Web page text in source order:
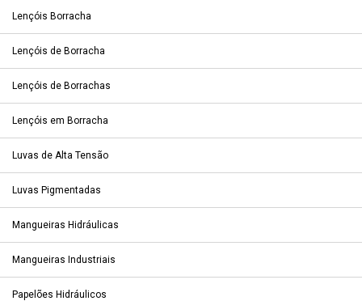
Lençóis Borracha
Lençóis de Borracha
Lençóis de Borrachas
Lençóis em Borracha
Luvas de Alta Tensão
Luvas Pigmentadas
Mangueiras Hidráulicas
Mangueiras Industriais
Papelões Hidráulicos